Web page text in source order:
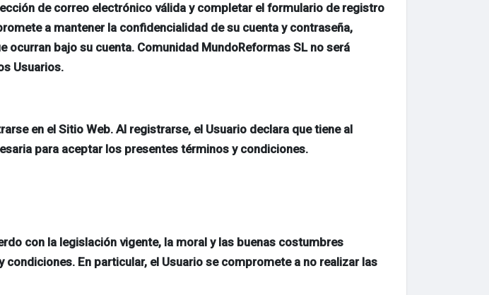
de correo electrónico válida y completar el formulario de registro
a mantener la confidencialidad de su cuenta y contraseña,
bajo su cuenta. Comunidad MundoReformas SL no será
Usuarios.
en el Sitio Web. Al registrarse, el Usuario declara que tiene al
para aceptar los presentes términos y condiciones.
con la legislación vigente, la moral y las buenas costumbres
En particular, el Usuario se compromete a no realizar las